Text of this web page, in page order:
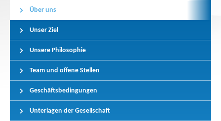
Über uns
Unser Ziel
Unsere Philosophie
Team und offene Stellen
Geschäftsbedingungen
Unterlagen der Gesellschaft